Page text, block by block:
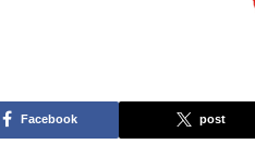
Facebook post